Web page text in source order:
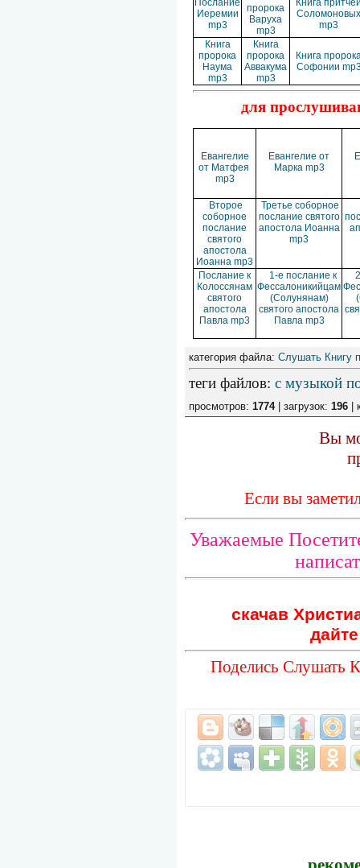
Иеремии
mp3
пророка
Варуха
mp3
Соломоновых
mp3
Книга
пророка
Наума
mp3
Книга
пророка
Аввакума
mp3
Книга
Софонии
для
Евангелие
от Матфея
mp3
Евангелие от
Марка mp3
Второе
соборное
послание
святого
апостола
Иоанна mp3
Третье соборное
послание святого
апостола Иоанна
mp3
Послание к
Колоссянам
святого
апостола
Павла mp3
1-е послание к
Фессалоникийцам
(Солунянам)
святого апостола
Павла mp3
категория файла: Слушать Книгу
теги файлов: с музыкой
просмотров: 1774| загрузок: 196 |
Вы
Если вы
Уважаемые
скачав
Поделись Слушать